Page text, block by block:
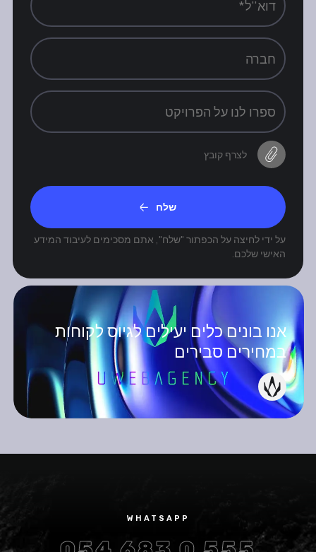
אנו בונים כלים יעילים לגיוס לקוחות
במחירים סבירים
לצרף קובץ
על ידי לחיצה על הכפתור "שלח", אתם מסכימים לעיבוד המידע
האישי שלכם.
שלח
WHATSAPP